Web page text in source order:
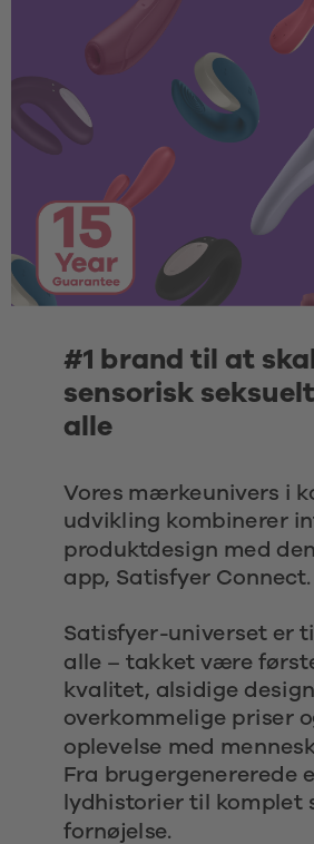
#1 brand til at
sensorisk
alle
Vores mærkeunivers i
udvikling kombinerer
produktdesign med
app, Satisfyer Connect.
Satisfyer-universet er
alle – takket være
kvalitet, alsidige
overkommelige priser
oplevelse med
Fra brugergenererede
lydhistorier til komplet
fornøjelse.